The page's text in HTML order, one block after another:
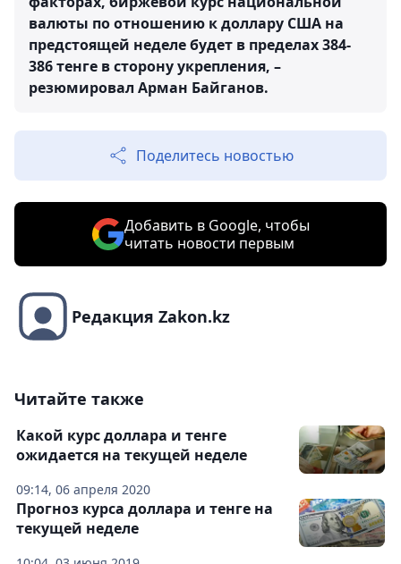
валюты по отношению к доллару США на
предстоящей неделе будет в пределах 384-
386 тенге в сторону укрепления, –
резюмировал Арман Байганов.
Поделитесь новостью
Добавить в Google, чтобы
читать новости первым
Редакция Zakon.kz
Читайте также
09:14, 06 апреля 2020
Какой курс доллара и тенге
ожидается на текущей неделе
Прогноз курса доллара и тенге на
текущей неделе